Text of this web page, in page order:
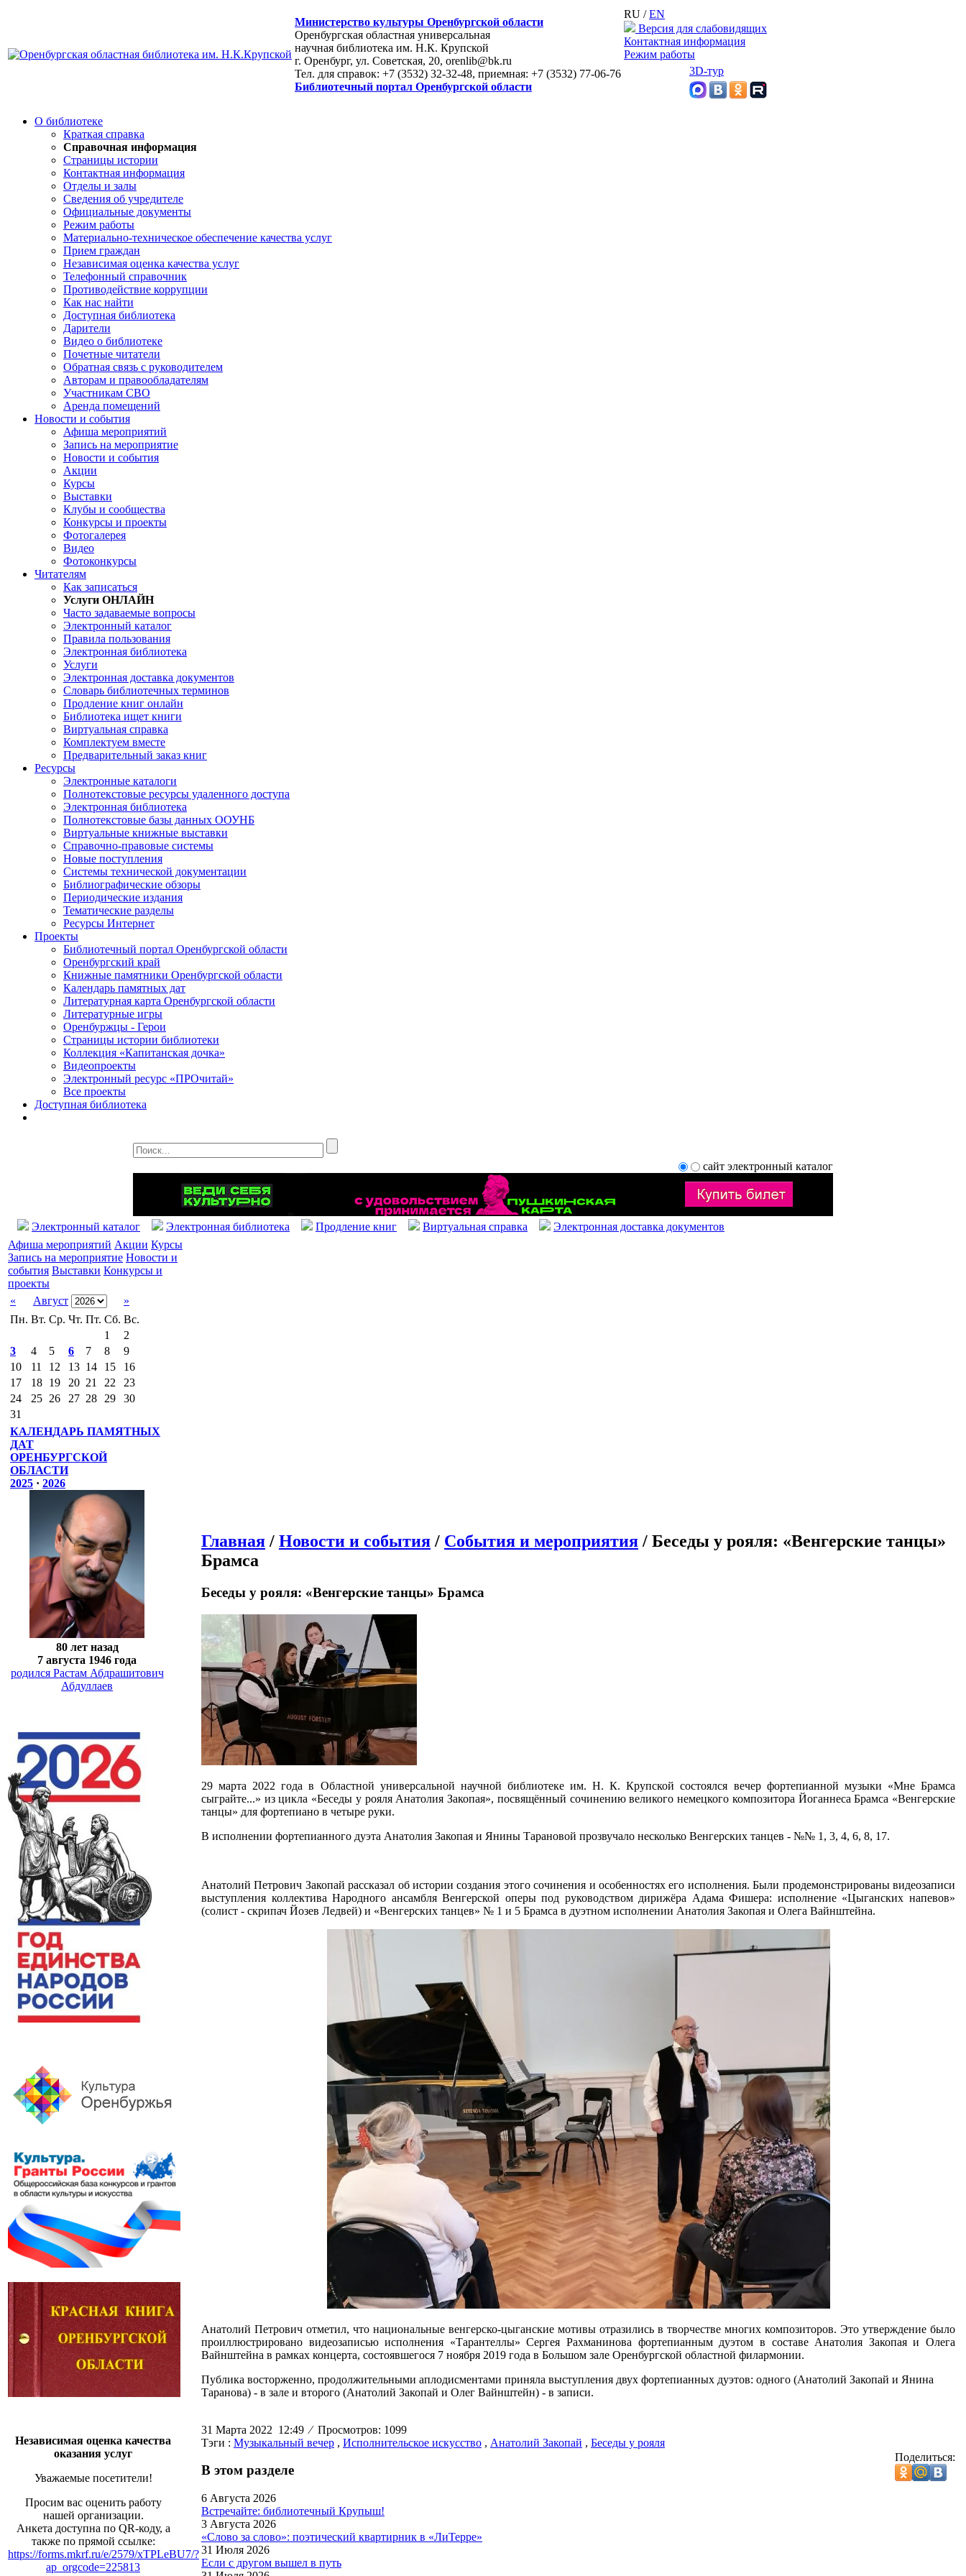
Министерство культуры Оренбургской области
Оренбургская областная универсальная
научная библиотека им. Н.К. Крупской
г. Оренбург, ул. Советская, 20, orenlib@bk.ru
Тел. для справок: +7 (3532) 32-32-48, приемная: +7 (3532) 77-06-76
Библиотечный портал Оренбургской области
RU /EN
Версия для слабовидящих
Контактная информация
Режим работы
3D-тур
О библиотеке
Краткая справка
Справочная информация
Страницы истории
Контактная информация
Отделы и залы
Сведения об учредителе
Официальные документы
Режим работы
Материально-техническое обеспечение качества услуг
Прием граждан
Независимая оценка качества услуг
Телефонный справочник
Противодействие коррупции
Как нас найти
Доступная библиотека
Дарители
Видео о библиотеке
Почетные читатели
Обратная связь с руководителем
Авторам и правообладателям
Участникам СВО
Аренда помещений
Новости и события
Афиша мероприятий
Запись на мероприятие
Новости и события
Акции
Курсы
Выставки
Клубы и сообщества
Конкурсы и проекты
Фотогалерея
Видео
Фотоконкурсы
Читателям
Как записаться
Услуги ОНЛАЙН
Часто задаваемые вопросы
Электронный каталог
Правила пользования
Электронная библиотека
Услуги
Электронная доставка документов
Словарь библиотечных терминов
Продление книг онлайн
Библиотека ищет книги
Виртуальная справка
Комплектуем вместе
Предварительный заказ книг
Ресурсы
Электронные каталоги
Полнотекстовые ресурсы удаленного доступа
Электронная библиотека
Полнотекстовые базы данных ООУНБ
Виртуальные книжные выставки
Справочно-правовые системы
Новые поступления
Cистемы технической документации
Библиографические обзоры
Периодические издания
Тематические разделы
Ресурсы Интернет
Проекты
Библиотечный портал Оренбургской области
Оренбургский край
Книжные памятники Оренбургской области
Календарь памятных дат
Литературная карта Оренбургской области
Литературные игры
Оренбуржцы - Герои
Страницы истории библиотеки
Коллекция «Капитанская дочка»
Видеопроекты
Электронный ресурс «ПРОчитай»
Все проекты
Доступная библиотека
сайт электронный каталог
Электронный каталог Электронная библиотека Продление книг Виртуальная справка
Электронная доставка документов
Афиша мероприятий Акции Курсы
Запись на мероприятие Новости и
события Выставки Конкурсы и
проекты
«
Август
»
Пн. Вт. Ср. Чт. Пт. Сб. Вс.
1
2
3
4 5 6 7 8
9
10
11 12 13 14 15
16
17
18 19 20 21 22
23
24
25 26 27 28 29
30
31
КАЛЕНДАРЬ ПАМЯТНЫХ
ДАТ
ОРЕНБУРГСКОЙ
ОБЛАСТИ
2025 · 2026
80 лет назад
7 августа 1946 года
родился Растам Абдрашитович
Абдуллаев
Независимая оценка качества
оказания услуг
Уважаемые посетители!
Просим вас оценить работу
нашей организации.
Анкета доступна по QR-коду, а
также по прямой ссылке:
https://forms.mkrf.ru/e/2579/xTPLeBU7/?
ap_orgcode=225813
Главная / Новости и события / События и мероприятия / Беседы у рояля: «Венгерские танцы»
Брамса
Беседы у рояля: «Венгерские танцы» Брамса
29 марта 2022 года в Областной универсальной научной библиотеке им. Н. К. Крупской состоялся вечер фортепианной музыки «Мне Брамса
сыграйте...» из цикла «Беседы у рояля Анатолия Закопая», посвящённый сочинению великого немецкого композитора Йоганнеса Брамса «Венгерские
танцы» для фортепиано в четыре руки.
В исполнении фортепианного дуэта Анатолия Закопая и Янины Тарановой прозвучало несколько Венгерских танцев - №№ 1, 3, 4, 6, 8, 17.
Анатолий Петрович Закопай рассказал об истории создания этого сочинения и особенностях его исполнения. Были продемонстрированы видеозаписи
выступления коллектива Народного ансамбля Венгерской оперы под руководством дирижёра Адама Фишера: исполнение «Цыганских напевов»
(солист - скрипач Йозев Ледвей) и «Венгерских танцев» № 1 и 5 Брамса в дуэтном исполнении Анатолия Закопая и Олега Вайнштейна.
Анатолий Петрович отметил, что национальные венгерско-цыганские мотивы отразились в творчестве многих композиторов. Это утверждение было
проиллюстрировано видеозаписью исполнения «Тарантеллы» Сергея Рахманинова фортепианным дуэтом в составе Анатолия Закопая и Олега
Вайнштейна в рамках концерта, состоявшегося 7 ноября 2019 года в Большом зале Оренбургской областной филармонии.
Публика восторженно, продолжительными аплодисментами приняла выступления двух фортепианных дуэтов: одного (Анатолий Закопай и Янина
Таранова) - в зале и второго (Анатолий Закопай и Олег Вайнштейн) - в записи.
31 Марта 2022 12:49⁄Просмотров: 1099
Тэги : Музыкальный вечер , Исполнительское искусство , Анатолий Закопай , Беседы у рояля
Поделиться:
В этом разделе
6 Августа 2026
Встречайте: библиотечный Крупыш!
3 Августа 2026
«Слово за слово»: поэтический квартирник в «ЛиТерре»
31 Июля 2026
Если с другом вышел в путь